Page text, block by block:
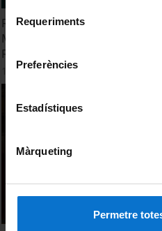
consultar laPolítica de
Selecció
de
consentiment
Requeriments
Preferències
Estadístiques
Màrqueting
Permetre
Renewing Food Culture.
Mediterranean Diet as an
Recognized by UNESCO
14 Diciembre, 2023